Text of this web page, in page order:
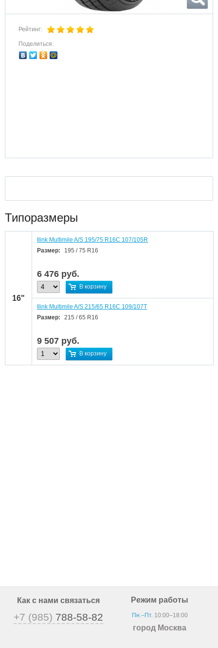
Рейтинг:
Поделиться:
Типоразмеры
16"
Ilink Multimile A/S 195/75 R16C 107/105R
Размер:
195 / 75 R16
6 476 руб.
В корзину
Ilink Multimile A/S 215/65 R16C 109/107T
Размер:
215 / 65 R16
9 507 руб.
В корзину
Как с нами связаться
+7 (985) 788-58-82
Режим работы
Пн.–Пт.10:00–18:00
город Москва